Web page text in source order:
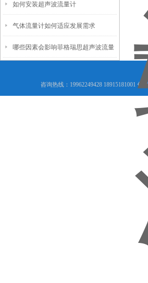
如何安装超声波流量计
气体流量计如何适应发展需求
哪些因素会影响菲格瑞思超声波流量
咨询热线：19962249428 18915181001